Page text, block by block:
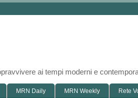
ai tempi moderni e
MRN Daily MRN Weekly Rete